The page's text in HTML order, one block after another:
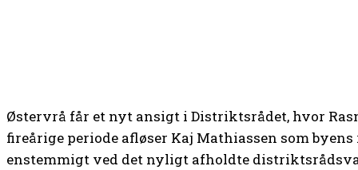
Østervrå får et nyt ansigt i Distriktsrådet, hvor
fireårige periode afløser Kaj Mathiassen som
enstemmigt ved det nyligt afholdte